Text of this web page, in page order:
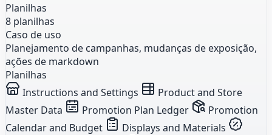
Planilhas
8 planilhas
Caso de uso
Planejamento de campanhas, mudanças de exposição,
ações de markdown
Planilhas
Instructions and Settings
Product and Store
Master Data
Promotion Plan Ledger
Promotion
Calendar and Budget
Displays and Materials